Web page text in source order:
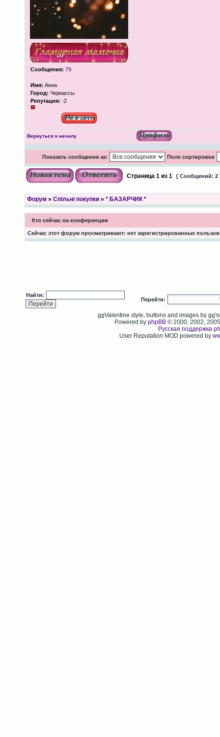
Сообщения: 79
Имя: Анна
Город: Черкассы
Репутация: -2
Вернуться к началу
Показать сообщения за: Поле сортировки
Страница 1из 1 [ Сообщений: 2
Форум » Спільні покупки» * БАЗАРЧИК *
Кто сейчас на конференции
Сейчас этот форум просматривают: нет зарегистрированных
Найти:
Перейти:
ggValentine style, buttons and images by
Powered byphpBB © 2000, 2002,
Русская поддержка
User Reputation MOD powered by